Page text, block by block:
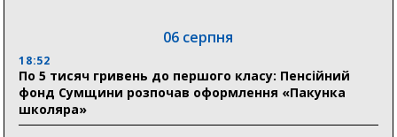
06 серпня
18:52
По 5 тисяч гривень до першого класу: Пенсійний
фонд Сумщини розпочав оформлення «Пакунка
школяра»